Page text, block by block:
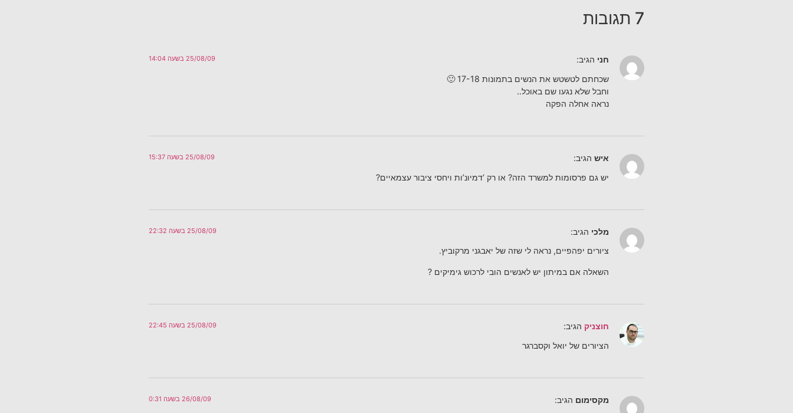
7 תגובות
חני הגיב: 25/08/09 בשעה 14:04
שכחתם לטשטש את הנשים בתמונות 17-18 🙂
וחבל שלא נגעו שם באוכל..
נראה אחלה הפקה
איש הגיב: 25/08/09 בשעה 15:37
יש גם פרסומות למשרד הזה? או רק ‘דמיונ’ות ויחסי ציבור עצמאיים?
מלכי הגיב: 25/08/09 בשעה 22:32
ציורים יפהפיים, נראה לי שזה של יאבגני מרקוביץ.
השאלה אם במיתון יש לאנשים הובי לרכוש גימיקים ?
חוצניק הגיב: 25/08/09 בשעה 22:45
הציורים של יואל וקסברגר
מקסימום הגיב: 26/08/09 בשעה 0:31